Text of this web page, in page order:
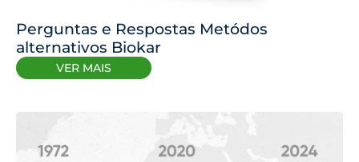
Perguntas e Respostas Metódos
alternativos Biokar
VER MAIS